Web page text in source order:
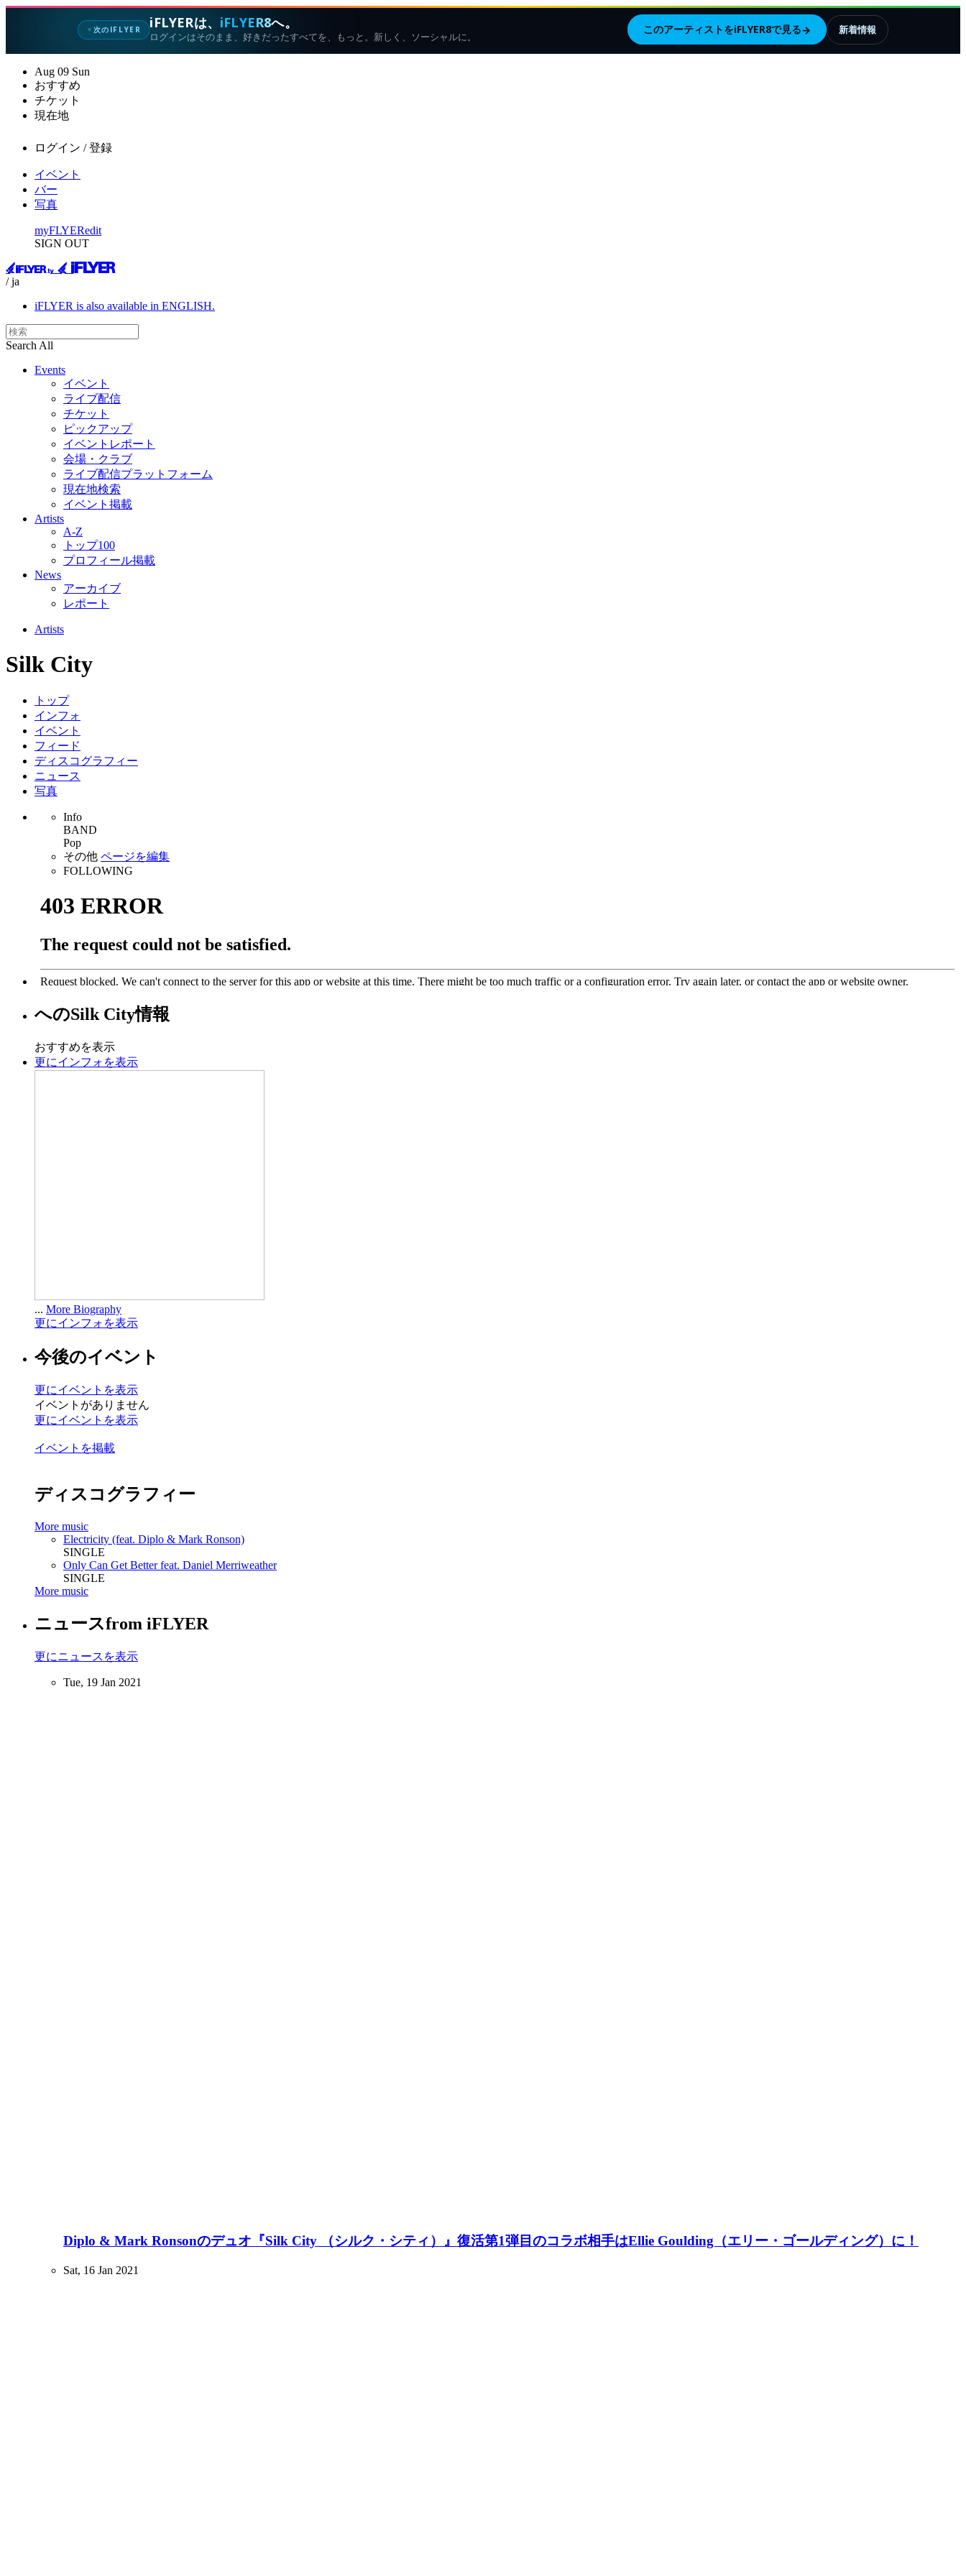
✦次のIFLYER iFLYERは、 iFLYER8へ。
ログインはそのまま、好きだったすべてを、もっと。新しく、ソーシャルに。
このアーティストをiFLYER8で見る→ 新着情報
Aug 09 Sun
おすすめ
チケット
現在地
ログイン / 登録
イベント
バー
写真
myFLYERedit
SIGN OUT
/ ja
iFLYER is also available in ENGLISH.
Search All
Events
イベント
ライブ配信
チケット
ピックアップ
イベントレポート
会場・クラブ
ライブ配信プラットフォーム
現在地検索
イベント掲載
Artists
A-Z
トップ100
プロフィール掲載
News
アーカイブ
レポート
Artists
Silk City
トップ
インフォ
イベント
フィード
ディスコグラフィー
ニュース
写真
Info
BAND
Pop
その他 ページを編集
FOLLOWING
へのSilk City情報
おすすめを表示
更にインフォを表示
... More Biography
更にインフォを表示
今後のイベント
更にイベントを表示
イベントがありません
更にイベントを表示
イベントを掲載
ディスコグラフィー
More music
Electricity (feat. Diplo & Mark Ronson)
SINGLE
Only Can Get Better feat. Daniel Merriweather
SINGLE
More music
ニュースfrom iFLYER
更にニュースを表示
Tue, 19 Jan 2021
Diplo & Mark Ronsonのデュオ『Silk City （シルク・シティ）』復活第1弾目のコラボ相手はEllie Goulding（エリー・ゴールディング）に！
Sat, 16 Jan 2021